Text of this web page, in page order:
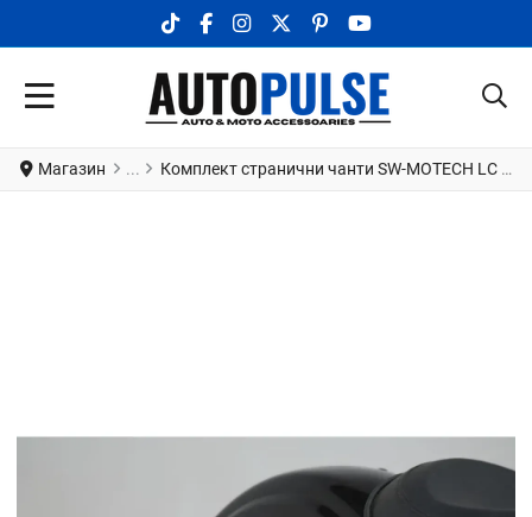
TIKTOK SOCIAL LINK
FACEBOOK SOCIAL LINK
INSTAGRAM SOCIAL LINK
X.COM SOCIAL LINK
PINTEREST SOCIAL LINK
YOUTUBE SOCIAL
Магазин Комплект странични чанти SW-MOTECH LC SIDE BAG SYS LEGEND FXDWG 1584 11